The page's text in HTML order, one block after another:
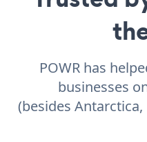
POWR has
businesses
(besides